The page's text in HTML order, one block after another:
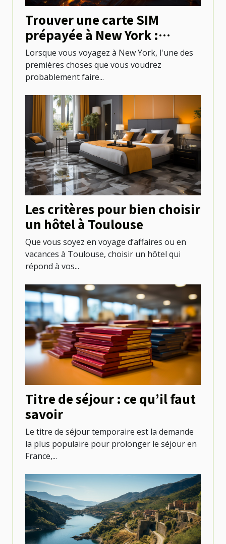
Trouver une carte SIM
prépayée à New York :
options et emplacements
Lorsque vous voyagez à New York, l'une des
premières choses que vous voudrez
probablement faire...
Les critères pour bien choisir
un hôtel à Toulouse
Que vous soyez en voyage d’affaires ou en
vacances à Toulouse, choisir un hôtel qui
répond à vos...
Titre de séjour : ce qu’il faut
savoir
Le titre de séjour temporaire est la demande
la plus populaire pour prolonger le séjour en
France,...